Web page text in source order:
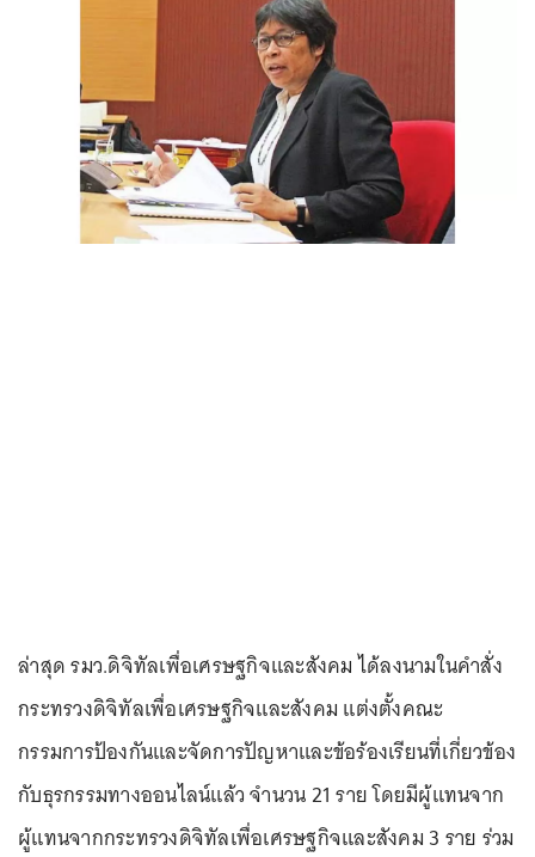
ล่าสุด รมว.ดิจิทัลเพื่อเศรษฐกิจและสังคม ได้ลงนามในคำสั่ง
กระทรวงดิจิทัลเพื่อเศรษฐกิจและสังคม แต่งตั้งคณะ
กรรมการป้องกันและจัดการปัญหาและข้อร้องเรียนที่เกี่ยวข้อง
กับธุรกรรมทางออนไลน์แล้ว จำนวน 21 ราย โดยมีผู้แทนจาก
ผู้แทนจากกระทรวงดิจิทัลเพื่อเศรษฐกิจและสังคม 3 ราย ร่วม